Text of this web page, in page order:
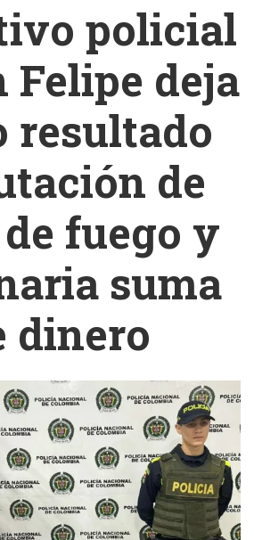
policial
Felipe deja
resultado
de
fuego y
suma
dinero